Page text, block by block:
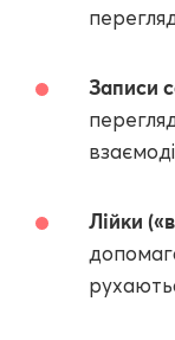
Записи
Лійки